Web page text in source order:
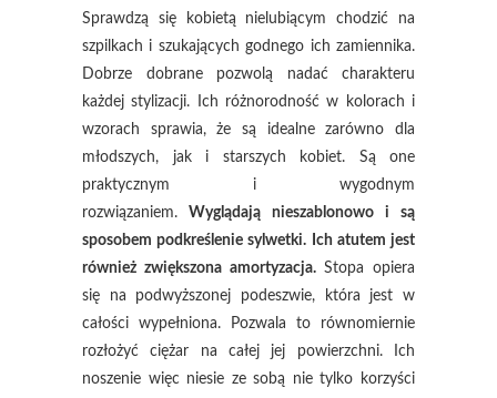
Sprawdzą się kobietą nielubiącym chodzić na
szpilkach i szukających godnego ich zamiennika.
Dobrze dobrane pozwolą nadać charakteru
każdej stylizacji. Ich różnorodność w kolorach i
wzorach sprawia, że są idealne zarówno dla
młodszych, jak i starszych kobiet. Są one
praktycznym i wygodnym
rozwiązaniem. Wyglądają nieszablonowo i są
sposobem podkreślenie sylwetki. Ich atutem jest
również zwiększona amortyzacja.Stopa opiera
się na podwyższonej podeszwie, która jest w
całości wypełniona. Pozwala to równomiernie
rozłożyć ciężar na całej jej powierzchni. Ich
noszenie więc niesie ze sobą nie tylko korzyści